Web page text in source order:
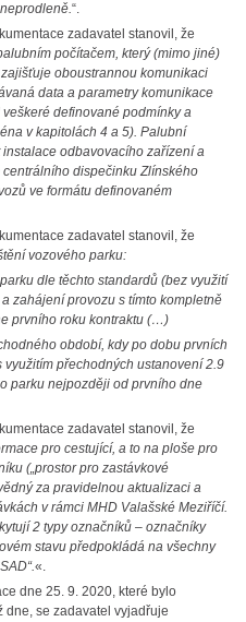
“.
zadavatel stanovil, že
počítačem, který (mimo jiné)
oboustrannou komunikaci
data a parametry komunikace
definované podmínky a
v kapitolách 4 a 5). Palubní
odbavovacího zařízení a
dispečinku Zlínského
ve formátu definovaném
zadavatel stanovil, že
vozového parku:
dle těchto standardů(bez využití
zahájení provozu s tímto kompletně
prvního roku kontraktu (…)
období, kdy po dobu prvních
přechodných ustanovení 2.9
parku nejpozději od prvního dne
zadavatel stanovil, že
pro cestující, a to na ploše pro
(„prostor pro zastávkové
za pravidelnou aktualizaci a
v rámci MHD Valašské Meziříčí.
2 typy označníků – označníky
stavu předpokládá na všechny
«.
dne 25. 9. 2020, které bylo
se zadavatel vyjadřuje